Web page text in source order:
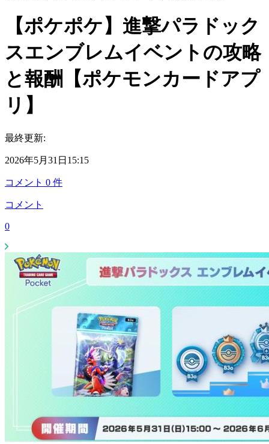
【ポケポケ】進撃パラドック
スエンブレムイベントの攻略
と報酬【ポケモンカードアプ
リ】
最終更新:
2026年5月31日15:15
コメント 0 件
コメント
0